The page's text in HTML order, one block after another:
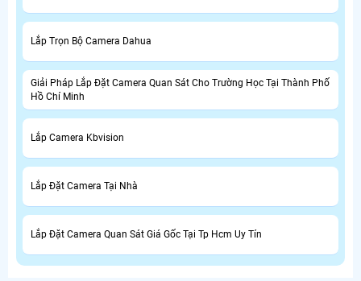
Lắp Trọn Bộ Camera Dahua
Giải Pháp Lắp Đặt Camera Quan Sát Cho Trường Học Tại Thành Phố
Hồ Chí Minh
Lắp Camera Kbvision
Lắp Đặt Camera Tại Nhà
Lắp Đặt Camera Quan Sát Giá Gốc Tại Tp Hcm Uy Tín